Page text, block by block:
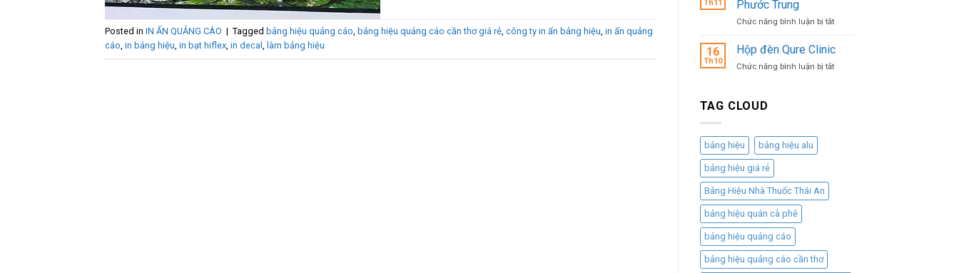
Posted in IN ẤN QUẢNG CÁO | Tagged bảng hiệu quảng cáo, bảng hiệu quảng cáo cần thơ giá rẻ, công ty in ấn bảng hiệu, in ấn quảng
cáo, in bảng hiệu, in bạt hiflex, in decal , làm bảng hiệu
THẤP
TRUNG
11
Th11
Phước Trung
Chức năng bình luận bị tắtở
trình:
Khoa
16
Th10
Hộp đèn Qure Clinic
Chức năng bình luận bị tắtở
TAG CLOUD
bảng hiệu bảng hiệu alu
bảng hiệu giá rẻ
Bảng Hiệu Nhà Thuốc Thái An
bảng hiệu quán cà phê
bảng hiệu quảng cáo
bảng hiệu quảng cáo cần thơ